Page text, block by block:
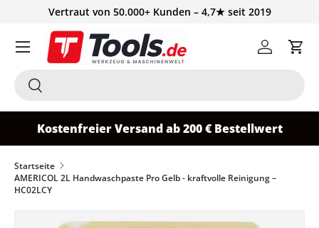
Vertraut von 50.000+ Kunden – 4,7★ seit 2019
Suchen
Suchen
Einloggen
Kostenfreier Versand ab 200 € Bestellwert
Startseite
AMERICOL 2L Handwaschpaste Pro Gelb - kraftvolle Reinigung –
HC02LCY